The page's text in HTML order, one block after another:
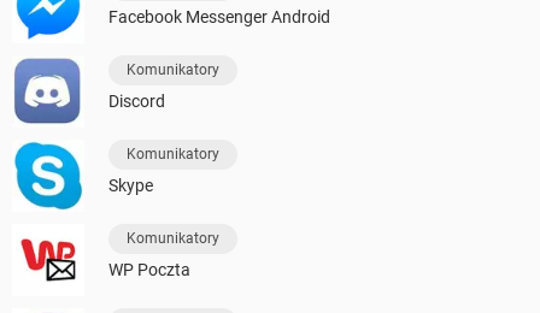
Facebook Messenger Android
Komunikatory
Discord
Komunikatory
Skype
Komunikatory
WP Poczta